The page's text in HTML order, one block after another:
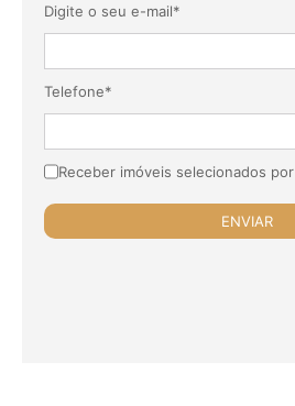
Digite o seu e-mail*
Telefone*
Receber imóveis selecionados